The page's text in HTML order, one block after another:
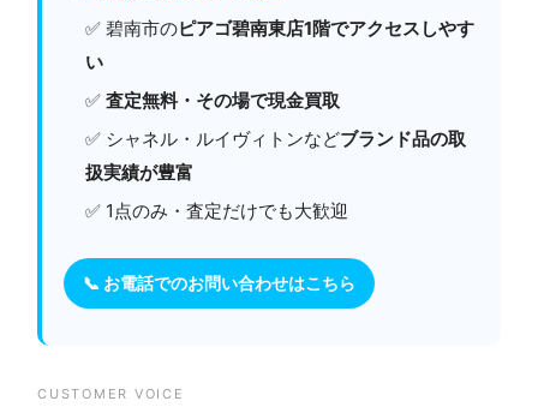
✅ 碧南市のピアゴ碧南東店1階でアクセスしやす
い
✅ 査定無料・その場で現金買取
✅ シャネル・ルイヴィトンなどブランド品の取
扱実績が豊富
✅ 1点のみ・査定だけでも大歓迎
📞 お電話でのお問い合わせはこちら
CUSTOMER VOICE